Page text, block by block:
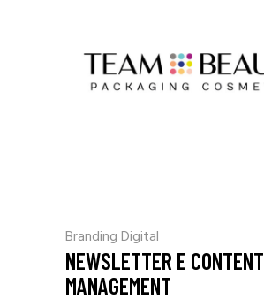
BrandingDigital
NEWSLETTER E CONTENT
MANAGEMENT